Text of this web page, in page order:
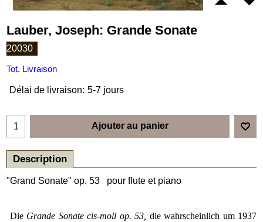
Lauber, Joseph: Grande Sonate
20030
Tot. Livraison
Délai de livraison: 5-7 jours
Ajouter au panier
Description
"Grand Sonate" op. 53 pour flute et piano
Die Grande Sonate cis-moll op. 53, die wahrscheinlich um 1937